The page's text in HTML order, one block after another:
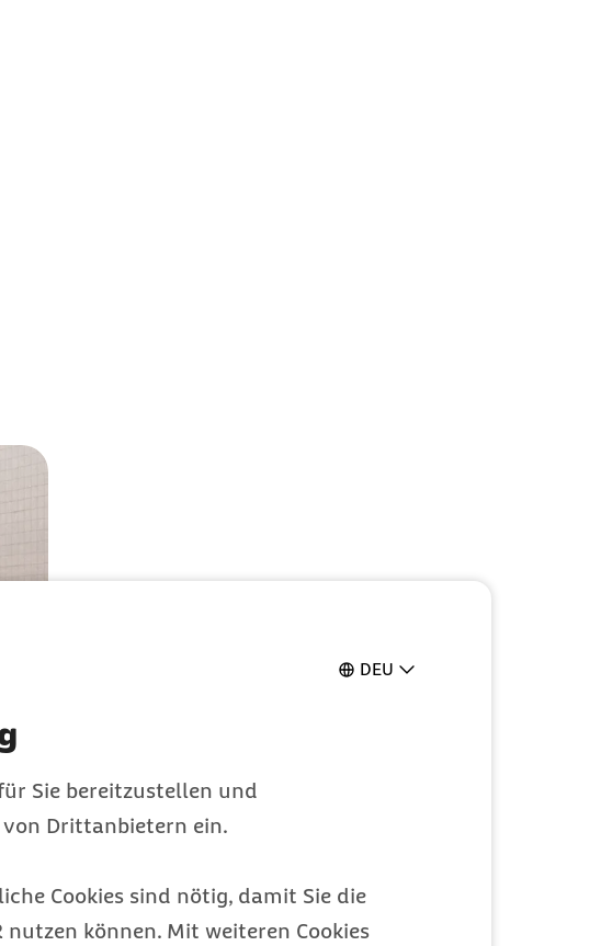
DEU
Sie bereitzustellen und
von Drittanbietern ein.
Cookies sind nötig, damit Sie die
können. Mit weiteren Cookies
MB):